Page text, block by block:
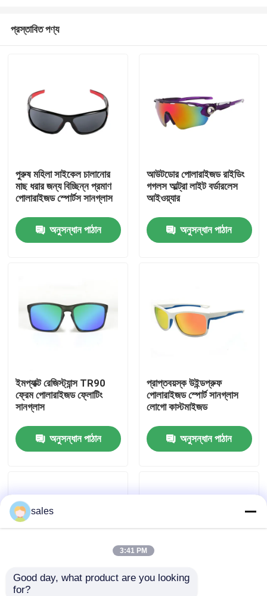
আমাদের সম্পর্কে
যোগাযোগ করুন
উদ্ধৃতির জন্য আবেদন
নিরাপত্তা চশমা গগলস
প্রস্তাবিত পণ্য
পুরুষ মহিলা সাইকেল চালানোর
মাছ ধরার জন্য বিচ্ছিন্ন প্রমাণ
পোলারাইজড স্পোর্টস সানগ্লাস
অনুসন্ধান পাঠান
আউটডোর পোলারাইজড রাইডিং
গগলস আল্ট্রা লাইট বর্ডারলেস
আইওয়্যার
অনুসন্ধান পাঠান
ইমপ্যাক্ট রেজিস্ট্যান্স TR90
ফ্রেম পোলারাইজড ফ্লোটিং
সানগ্লাস
অনুসন্ধান পাঠান
প্রাপ্তবয়স্ক উইন্ডপ্রুফ
পোলারাইজড স্পোর্ট সানগ্লাস
লোগো কাস্টমাইজড
অনুসন্ধান পাঠান
পোলারাইজড পুরুষদের আউটডোর
sales
3:41 PM
Good day, what product are you looking
for?